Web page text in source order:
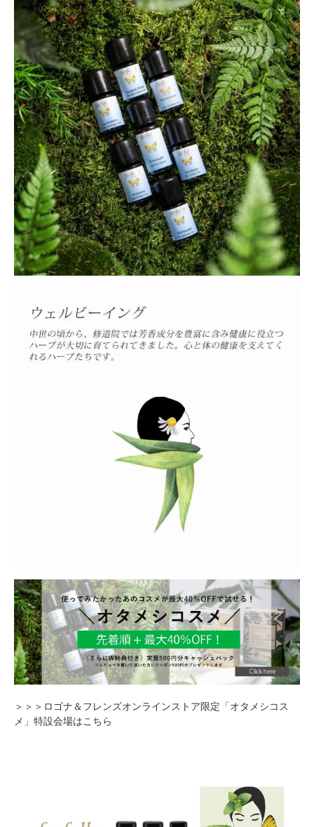
＞＞＞ロゴナ＆フレンズオンラインストア限定「オタメシコス
メ」特設会場はこちら